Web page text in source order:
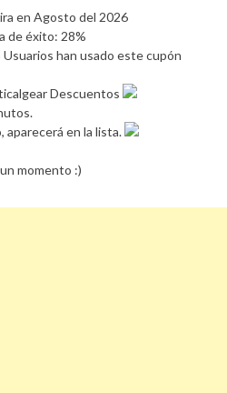
en Agosto del 2026
de éxito: 28%
Usuarios han usado este cupón
Descuentos
aparecerá en la lista.
momento :)